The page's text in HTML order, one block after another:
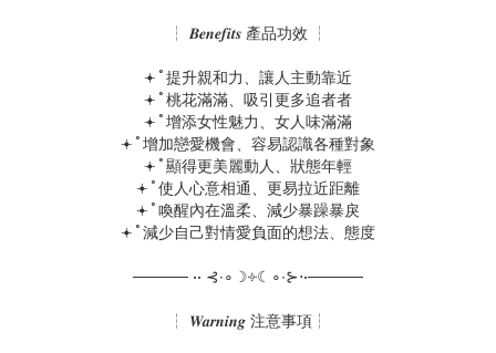
┆ 𝑩𝒆𝒏𝒆𝒇𝒊𝒕𝒔 產品功效 ┆
𖥔˚提升親和力、讓人主動靠近
𖥔˚桃花滿滿、吸引更多追者者
𖥔˚增添女性魅力、女人味滿滿
𖥔˚增加戀愛機會、容易認識各種對象
𖥔˚顯得更美麗動人、狀態年輕
𖥔˚使人心意相通、更易拉近距離
𖥔˚喚醒內在溫柔、減少暴躁暴戾
𖥔˚減少自己對情愛負面的想法、態度
───── •• ⊰∙∘☽༓☾∘∙⊱⋅•─────
┆ 𝑾𝒂𝒓𝒏𝒊𝒏𝒈 注意事項┆